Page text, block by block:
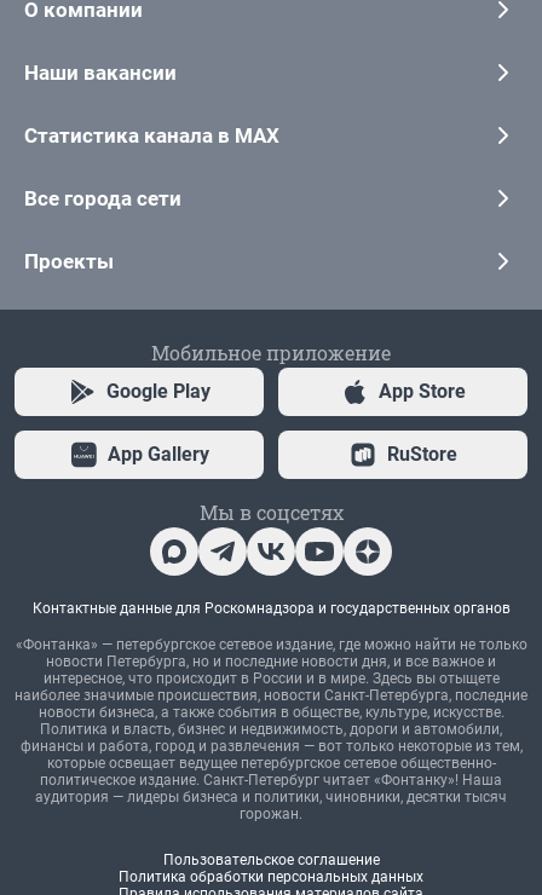
О компании
Наши вакансии
Статистика канала в MAX
Все города сети
Проекты
Мобильное приложение
Google Play App Store
App Gallery RuStore
Мы в соцсетях
Контактные данные для Роскомнадзора и государственных органов
«Фонтанка» — петербургское сетевое издание, где можно найти не только
новости Петербурга, но и последние новости дня, и все важное и
интересное, что происходит в России и в мире. Здесь вы отыщете
наиболее значимые происшествия, новости Санкт-Петербурга, последние
новости бизнеса, а также события в обществе, культуре, искусстве.
Политика и власть, бизнес и недвижимость, дороги и автомобили,
финансы и работа, город и развлечения — вот только некоторые из тем,
которые освещает ведущее петербургское сетевое общественно-
политическое издание. Санкт-Петербург читает «Фонтанку»! Наша
аудитория — лидеры бизнеса и политики, чиновники, десятки тысяч
горожан.
Пользовательское соглашение
Политика обработки персональных данных